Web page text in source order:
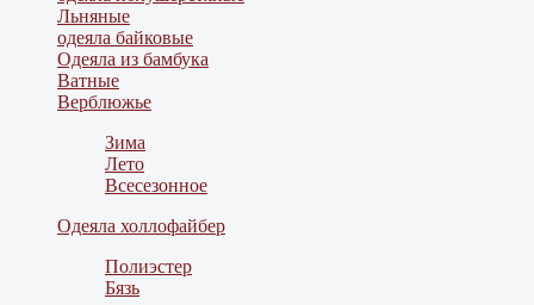
Льняные
одеяла байковые
Одеяла из бамбука
Ватные
Верблюжье
Зима
Лето
Всесезонное
Одеяла холлофайбер
Полиэстер
Бязь